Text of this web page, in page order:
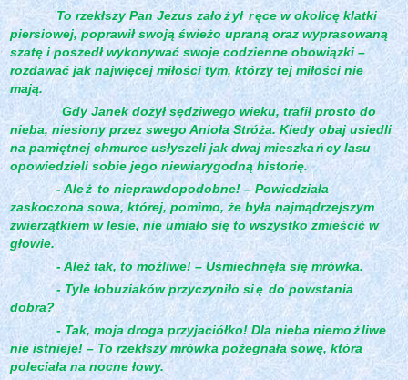
To rzekłszy Pan Jezus założył ręce w okolicę klatki
piersiowej, poprawił swoją świeżo upraną oraz wyprasowaną
szatę i poszedł wykonywać swoje codzienne obowiązki –
rozdawać jak najwięcej miłości tym, którzy tej miłości nie
mają.
Gdy Janek dożył sędziwego wieku, trafił prosto do
nieba, niesiony przez swego Anioła Stróża. Kiedy obaj usiedli
na pamiętnej chmurce usłyszeli jak dwaj mieszkańcy lasu
opowiedzieli sobie jego niewiarygodną historię.
- Ależto nieprawdopodobne! – Powiedziała
zaskoczona sowa, której, pomimo, że była najmądrzejszym
zwierzątkiem w lesie, nie umiało się to wszystko zmieścić w
głowie.
- Ależ tak, to możliwe! – Uśmiechnęła się mrówka.
- Tyle łobuziaków przyczyniło się do powstania
dobra?
- Tak, moja droga przyjaciółko! Dla nieba niemożliwe
nie istnieje! – To rzekłszy mrówka pożegnała sowę, która
poleciała na nocne łowy.